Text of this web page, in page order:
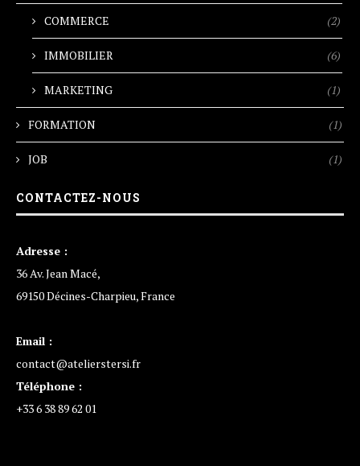
COMMERCE (2)
IMMOBILIER (6)
MARKETING (1)
FORMATION (1)
JOB (1)
CONTACTEZ-NOUS
Adresse :
36 Av. Jean Macé,
69150 Décines-Charpieu, France
Email :
contact@atelierstersi.fr
Téléphone :
+33 6 38 89 62 01